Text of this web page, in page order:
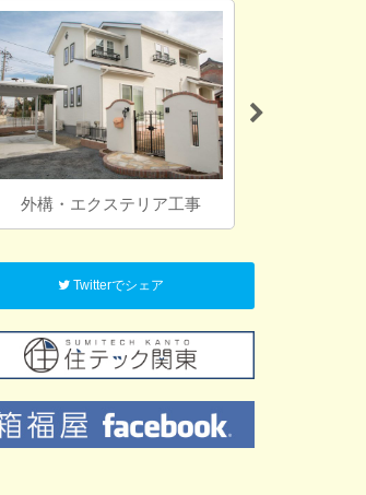
外構・エクステリア工事
Twitterでシェア